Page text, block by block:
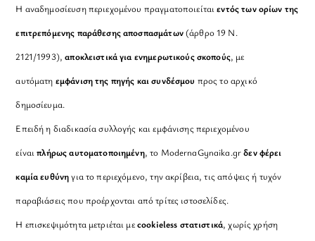
Η αναδημοσίευση περιεχομένου πραγματοποιείταιεντός των ορίων της
επιτρεπόμενης παράθεσης αποσπασμάτων(άρθρο 19 Ν.
2121/1993), αποκλειστικά για ενημερωτικούς σκοπούς, με
αυτόματη εμφάνιση της πηγής και συνδέσμου προς το αρχικό
δημοσίευμα.
Επειδή η διαδικασία συλλογής και εμφάνισης περιεχομένου
είναιπλήρως αυτοματοποιημένη, το ModernaGynaika.grδεν φέρει
καμία ευθύνηγια το περιεχόμενο, την ακρίβεια, τις απόψεις ή τυχόν
παραβιάσεις που προέρχονται από τρίτες ιστοσελίδες.
Η επισκεψιμότητα μετριέται μεcookieless στατιστικά, χωρίς χρήση